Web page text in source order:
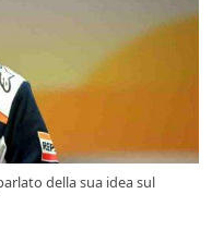
della sua idea sul